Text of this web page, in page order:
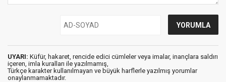
UYARI: Küfür, hakaret, rencide edici cümleler veya imalar, inançlara saldırı
içeren, imla kuralları ile yazılmamış,
Türkçe karakter kullanılmayan ve büyük harflerle yazılmış yorumlar
onaylanmamaktadır.